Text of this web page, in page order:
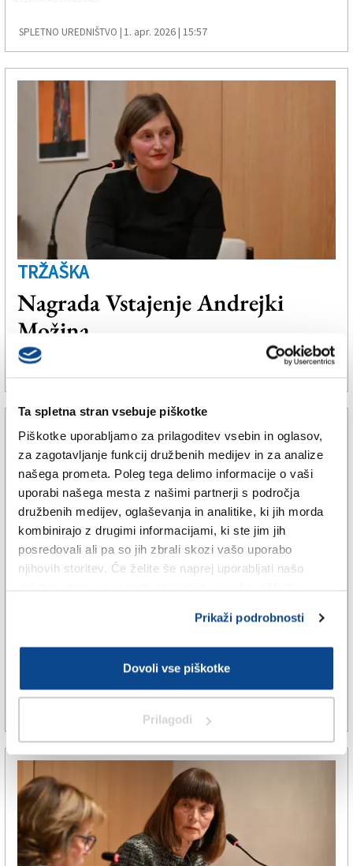
Ta spletna stran vsebuje piškotke
Piškotke uporabljamo za prilagoditev vsebin in oglasov,
za zagotavljanje funkcij družbenih medijev in za analize
našega prometa. Poleg tega delimo informacije o vaši
uporabi našega mesta z našimi partnerji s področja
družbenih medijev, oglaševanja in analitike, ki jih morda
kombinirajo z drugimi informacijami, ki ste jim jih
posredovali ali pa so jih zbrali skozi vašo uporabo
njihovih storitev. Če želite še naprej uporabljati našo
Prikaži podrobnosti
Dovoli vse piškotke
Prilagodi
SPLETNO UREDNIŠTVO | 1. apr. 2026 | 15:57
TRŽAŠKA
Nagrada Vstajenje Andrejki
Možina
Nagrada vstajenje letos Andrejki